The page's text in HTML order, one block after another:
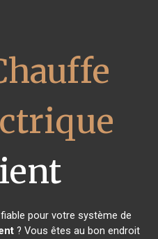
pour votre système de
? Vous êtes au bon endroit